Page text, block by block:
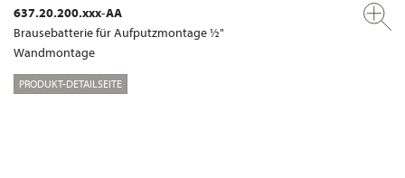
637.20.200.xxx-AA
Brausebatterie für Aufputzmontage ½"
Wandmontage
PRODUKT-DETAILSEITE